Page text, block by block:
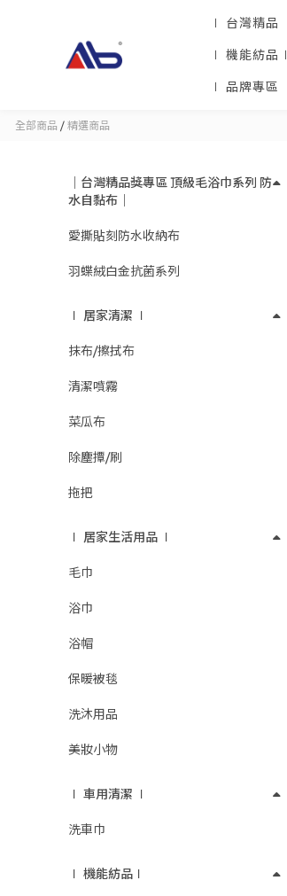
∣ 台灣精品
∣ 機能紡品∣
∣ 品牌專區
全部商品 / 精選商品
｜台灣精品獎專區 頂級毛浴巾系列 防
水自黏布｜
愛撕貼刻防水收納布
羽蝶絨白金抗菌系列
∣ 居家清潔 ∣
抹布/擦拭布
清潔噴霧
菜瓜布
除塵撢/刷
拖把
∣ 居家生活用品 ∣
毛巾
浴巾
浴帽
保暖被毯
洗沐用品
美妝小物
∣ 車用清潔 ∣
洗車巾
∣ 機能紡品∣